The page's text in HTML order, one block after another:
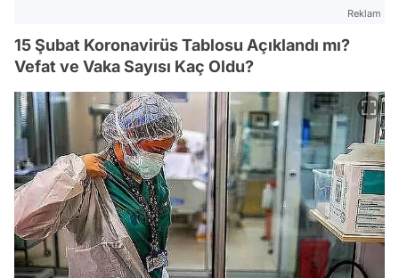
Reklam
15 Şubat Koronavirüs Tablosu Açıklandı mı?
Vefat ve Vaka Sayısı Kaç Oldu?